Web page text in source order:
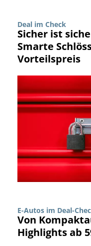
Deal im Check
Sicher ist
Smarte
Vorteilspreis
E-Autos im Deal-
Von
Highlights ab